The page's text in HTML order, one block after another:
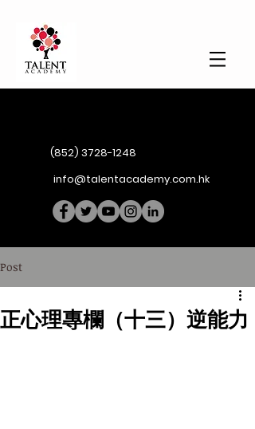
(852) 3728-1248
info@talentacademy.com.hk
Post
正心理專欄（十三）逆能力